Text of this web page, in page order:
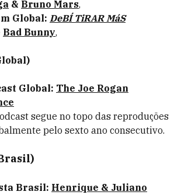
& Bruno Mars,
Global: DeBÍ TiRAR MáS
Bad Bunny,
Global: The Joe Rogan
segue no topo das reproduções
pelo sexto ano consecutivo.
Brasil: Henrique & Juliano